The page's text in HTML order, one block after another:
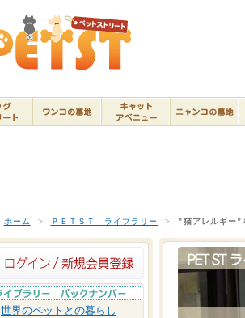
ホーム > ＰＥＴＳＴ ライブラリー > "猫アレルギー"
世界のペットとの暮らし